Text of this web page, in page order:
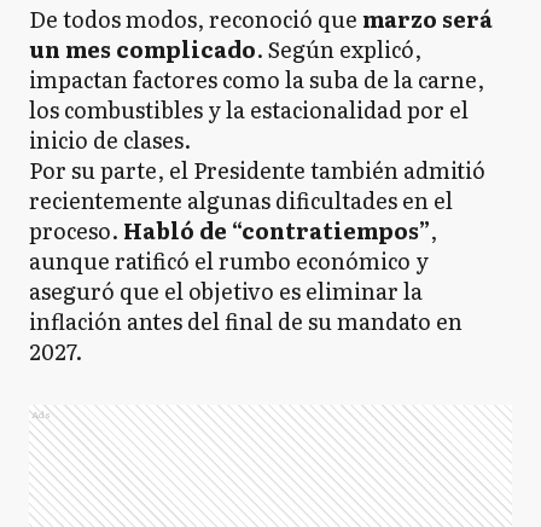
De todos modos, reconoció que marzo será
un mes complicado. Según explicó,
impactan factores como la suba de la carne,
los combustibles y la estacionalidad por el
inicio de clases.
Por su parte, el Presidente también admitió
recientemente algunas dificultades en el
proceso. Habló de “contratiempos”,
aunque ratificó el rumbo económico y
aseguró que el objetivo es eliminar la
inflación antes del final de su mandato en
2027.
Ads